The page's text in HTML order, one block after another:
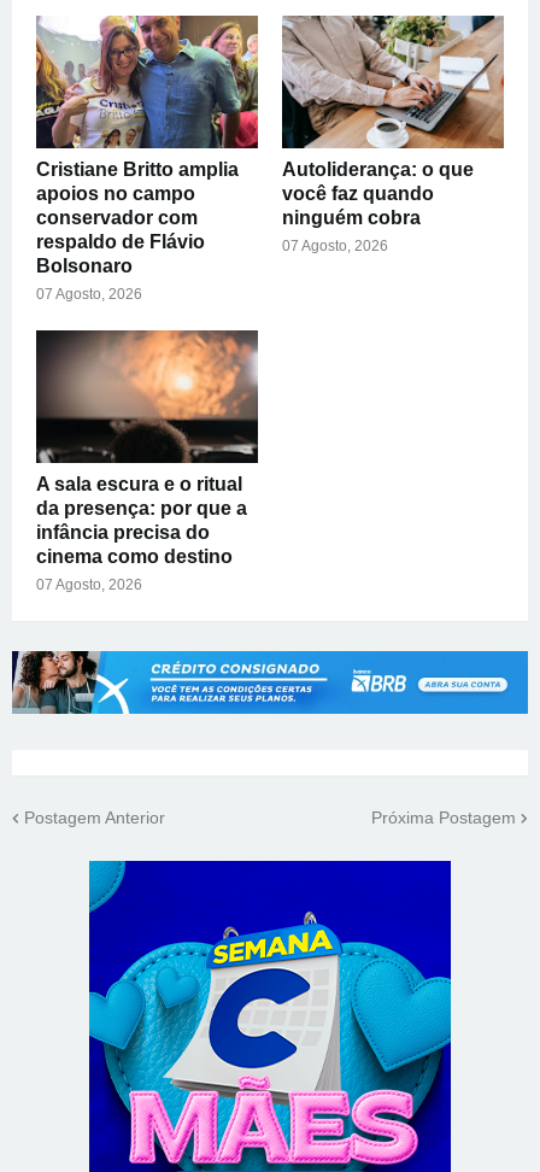
Cristiane Britto amplia
apoios no campo
conservador com
respaldo de Flávio
Bolsonaro
07 Agosto, 2026
Autoliderança: o que
você faz quando
ninguém cobra
07 Agosto, 2026
A sala escura e o ritual
da presença: por que a
infância precisa do
cinema como destino
07 Agosto, 2026
Postagem Anterior Próxima Postagem